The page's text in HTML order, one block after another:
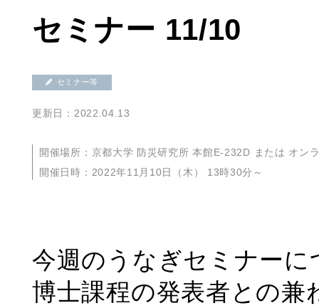
セミナー 11/10
セミナー等
更新日：2022.04.13
開催場所：京都大学 防災研究所 本館E-232D または オン
開催日時：2022年11月10日（木） 13時30分～
今週のうなぎセミナー
博士課程の発表者との兼